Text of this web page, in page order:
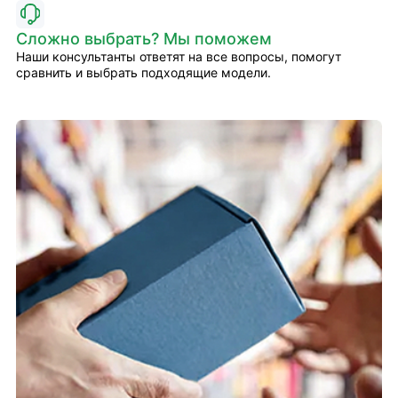
Сложно выбрать? Мы поможем
Наши консультанты ответят на все вопросы, помогут
сравнить и выбрать подходящие модели.